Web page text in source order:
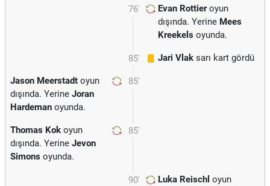
76' Evan Rottieroyun
dışında. Yerine Mees
Kreekels oyunda.
85' Jari Vlak sarı kart gördü
85'
Jason Meerstadt oyun
dışında. Yerine Joran
Hardeman oyunda.
85'
Thomas Kok oyun
dışında. Yerine Jevon
Simons oyunda.
90' Luka Reischl oyun